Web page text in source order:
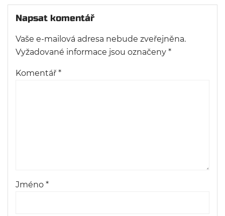
Napsat komentář
Vaše e-mailová adresa nebude zveřejněna.
Vyžadované informace jsou označeny *
Komentář *
Jméno *